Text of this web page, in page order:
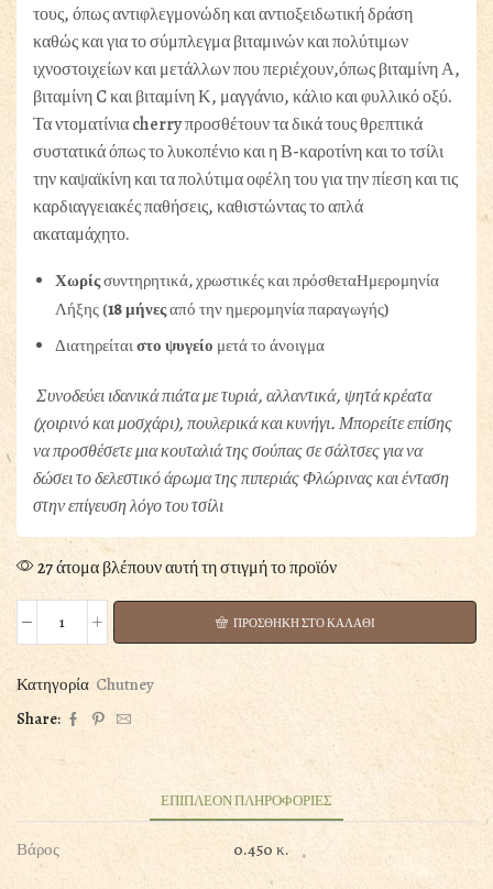
τους, όπως αντιφλεγμονώδη και αντιοξειδωτική δράση
καθώς και για το σύμπλεγμα βιταμινών και πολύτιμων
ιχνοστοιχείων και μετάλλων που περιέχουν,όπως βιταμίνη Α,
βιταμίνη C και βιταμίνη Κ, μαγγάνιο, κάλιο και φυλλικό οξύ.
Τα ντοματίνια cherry προσθέτουν τα δικά τους θρεπτικά
συστατικά όπως το λυκοπένιο και η Β-καροτίνη και το τσίλι
την καψαϊκίνη και τα πολύτιμα οφέλη του για την πίεση και τις
καρδιαγγειακές παθήσεις, καθιστώντας το απλά
ακαταμάχητο.
Χωρίςσυντηρητικά, χρωστικές και πρόσθεταΗμερομηνία
Λήξης (18 μήνεςαπό την ημερομηνία παραγωγής)
Διατηρείταιστο ψυγείο μετά το άνοιγμα
Συνοδεύει ιδανικά πιάτα με τυριά, αλλαντικά, ψητά κρέατα
(χοιρινό και μοσχάρι), πουλερικά και κυνήγι. Μπορείτε επίσης
να προσθέσετε μια κουταλιά της σούπας σε σάλτσες για να
δώσει το δελεστικό άρωμα της πιπεριάς Φλώρινας και ένταση
στην επίγευση λόγο του τσίλι
27 άτομα βλέπουν αυτή τη στιγμή το προϊόν
CHUTNEY
ΦΛΩΡΙΝΗΣ
ΤΣΙΛΙ
250GR
ΠΡΟΣΘΗΚΗ ΣΤΟ ΚΑΛΑΘΙ
Κατηγορία Chutney
Share:
ΕΠΙΠΛΕΟΝ ΠΛΗΡΟΦΟΡΙΕΣ
Βάρος 0.450 κ.